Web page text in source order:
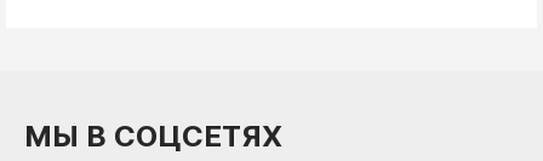
МЫ В СОЦСЕТЯХ